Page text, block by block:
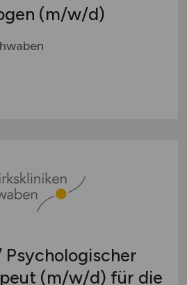
(m/w/d)
Psychologischer
(m/w/d) für die